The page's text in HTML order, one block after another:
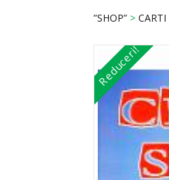
”SHOP” >CARTI
Reduceri!